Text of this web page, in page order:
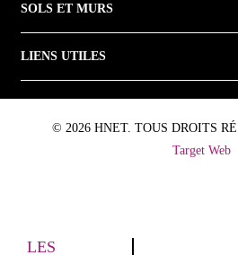
SOLS ET MURS
LIENS UTILES
© 2026 HNET. TOUS DROITS
Target Web
LES